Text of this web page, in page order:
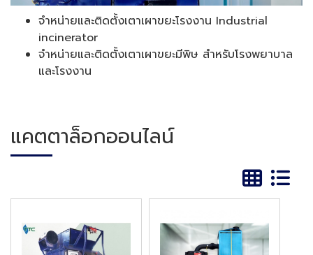
จำหน่ายและติดตั้งเตาเผาขยะโรงงาน Industrial
incinerator
จำหน่ายและติดตั้งเตาเผาขยะมีพิษ สำหรับโรงพยาบาล
และโรงงาน
แคตตาล็อกออนไลน์